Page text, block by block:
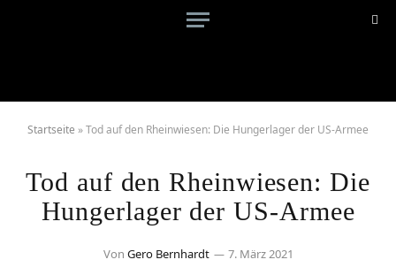
Startseite »Tod auf den Rheinwiesen: Die Hungerlager der US-Armee
Tod auf den Rheinwiesen: Die
Hungerlager der US-Armee
Von Gero Bernhardt 7. März 2021